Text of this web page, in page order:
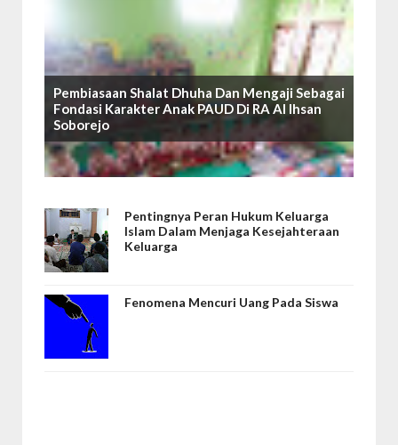
Pembiasaan Shalat Dhuha Dan Mengaji Sebagai
Fondasi Karakter Anak PAUD Di RA Al Ihsan
Soborejo
Pentingnya Peran Hukum Keluarga
Islam Dalam Menjaga Kesejahteraan
Keluarga
Fenomena Mencuri Uang Pada Siswa